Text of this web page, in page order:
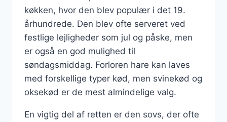
køkken, hvor den blev populær i det 19.
århundrede. Den blev ofte serveret ved
festlige lejligheder som jul og påske, men
er også en god mulighed til
søndagsmiddag. Forloren hare kan laves
med forskellige typer kød, men svinekød og
oksekød er de mest almindelige valg.
En vigtig del af retten er den sovs, der ofte